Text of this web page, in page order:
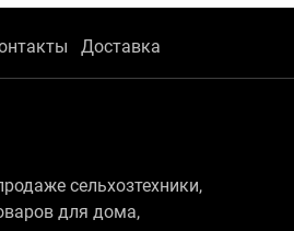
Доставка
сельхозтехники,
для дома,